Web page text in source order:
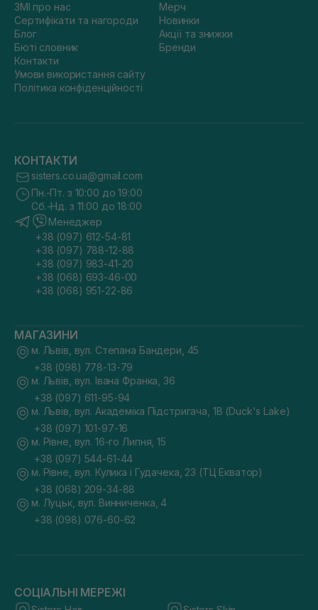
ЗМІ про нас
Сертифікати та нагороди
Блог
Бюті словник
Контакти
Умови використання сайту
Політика конфіденційності
Мерч
Новинки
Акції та знижки
Бренди
КОНТАКТИ
sisters.co.ua@gmail.com
Пн.-Пт. з 10:00 до 19:00
Сб.-Нд. з 11:00 до 18:00
Менеджер
+38 (097) 612-54-81
+38 (097) 788-12-88
+38 (097) 983-41-20
+38 (068) 693-46-00
+38 (068) 951-22-86
МАГАЗИНИ
м. Львів, вул. Степана Бандери, 45
+38 (098) 778-13-79
м. Львів, вул. Івана Франка, 36
+38 (097) 611-95-94
м. Львів, вул. Академіка Підстригача, 1В (Duck's Lake)
+38 (097) 101-97-16
м. Рівне, вул. 16-го Липня, 15
+38 (097) 544-61-44
м. Рівне, вул. Кулика і Гудачека, 23 (ТЦ Екватор)
+38 (068) 209-34-88
м. Луцьк, вул. Винниченка, 4
+38 (098) 076-60-62
СОЦІАЛЬНІ МЕРЕЖІ